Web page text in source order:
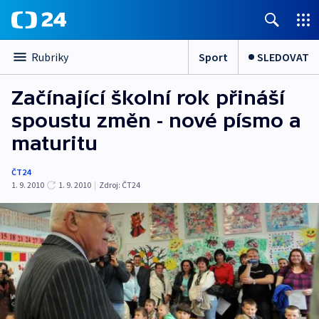
Rubriky Sport SLEDOVAT
Začínající školní rok přináší
spoustu změn - nové písmo a
maturitu
ČT24
1. 9. 2010
1. 9. 2010 | Zdroj: ČT24